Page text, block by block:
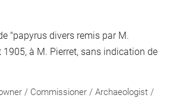
"papyrus divers remis par M.
à M. Pierret, sans indication de
/ Commissioner / Archaeologist /